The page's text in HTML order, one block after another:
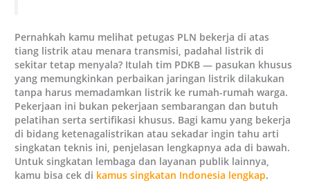
Pernahkah kamu melihat petugas PLN bekerja di atas
tiang listrik atau menara transmisi, padahal listrik di
sekitar tetap menyala? Itulah tim PDKB — pasukan khusus
yang memungkinkan perbaikan jaringan listrik dilakukan
tanpa harus memadamkan listrik ke rumah-rumah warga.
Pekerjaan ini bukan pekerjaan sembarangan dan butuh
pelatihan serta sertifikasi khusus. Bagi kamu yang bekerja
di bidang ketenagalistrikan atau sekadar ingin tahu arti
singkatan teknis ini, penjelasan lengkapnya ada di bawah.
Untuk singkatan lembaga dan layanan publik lainnya,
kamu bisa cek di kamus singkatan Indonesia lengkap.